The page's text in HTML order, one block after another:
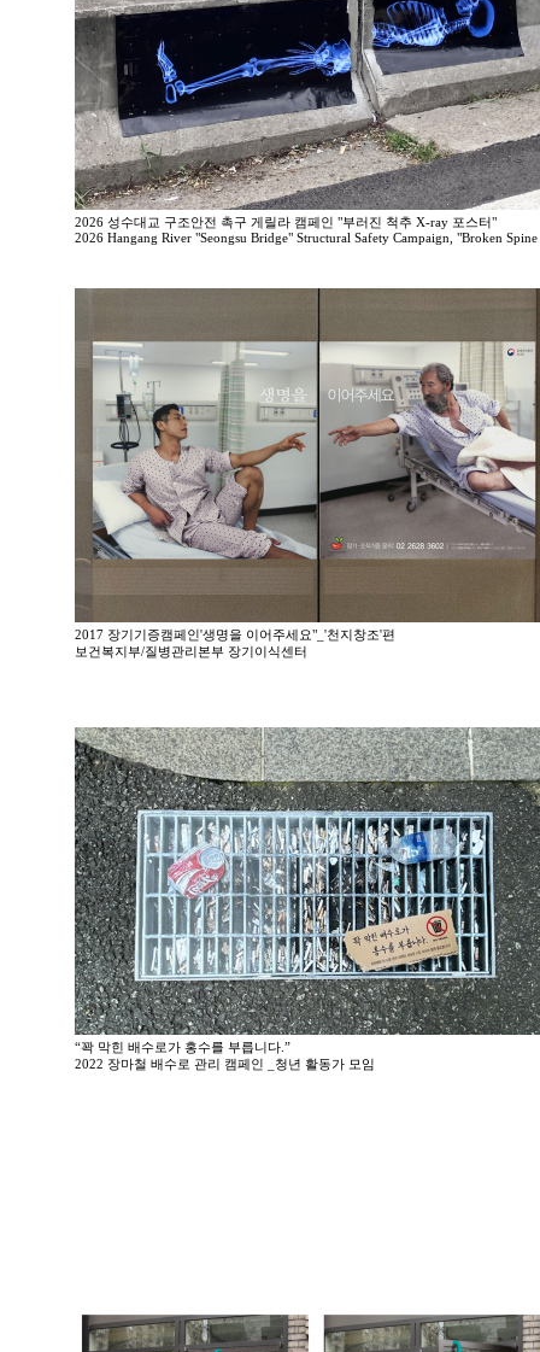
2026 성수대교 구조안전 촉구 게릴라 캠페인 "부러진 척추 X-ray 포스터"
2026 Hangang River "Seongsu Bridge" Structural Safety Campaign, "Broken
2017 장기기증캠페인'생명을 이어주세요"_'천지창조'편
보건복지부/질병관리본부 장기이식센터
“꽉 막힌 배수로가 홍수를 부릅니다.”
2022 장마철 배수로 관리 캠페인 _청년 활동가 모임